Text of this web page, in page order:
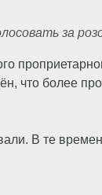
за
что более
В те